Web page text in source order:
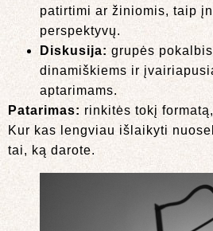
patirtimi ar žiniomis, taip
perspektyvų.
Diskusija: grupės
dinamiškiems ir
aptarimams.
Patarimas: rinkitės tokį
Kur kas lengviau išlaikyti
tai, ką darote.